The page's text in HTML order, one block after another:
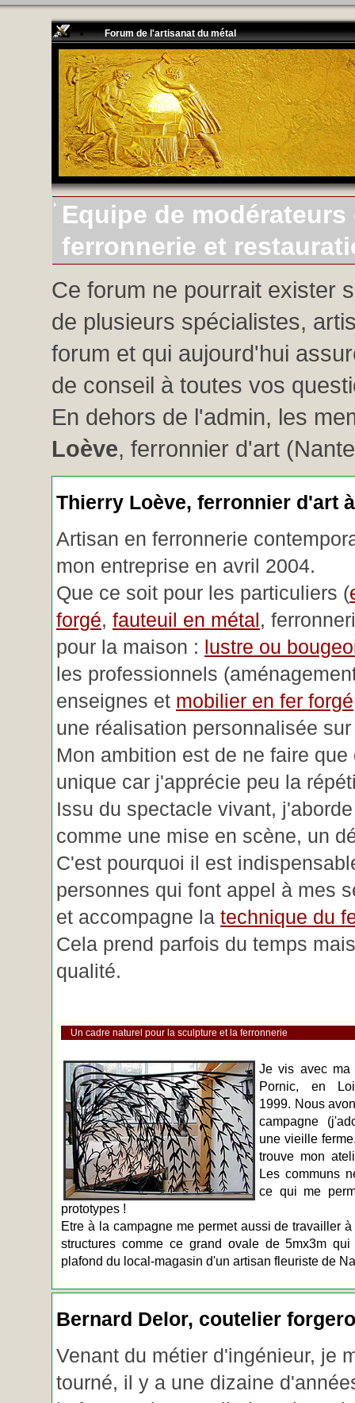
Forum de l'artisanat du métal
Equipe de
ferronnerie et
Ce forum ne pourrait exister
de plusieurs spécialistes,
forum et qui aujourd'hui
de conseil à toutes vos
En dehors de l'admin, les
Loève, ferronnier d'art
Thierry Loève, ferronnier d'art
Artisan en ferronnerie
mon entreprise en avril 2004.
Que ce soit pour les particuliers (
forgé, fauteuil en métal,
pour la maison : lustre ou
les professionnels
enseignes et mobilier en fer forgé
une réalisation personnalisée
Mon ambition est de ne faire que
unique car j'apprécie peu la
Issu du spectacle vivant,
comme une mise en scène, un
C'est pourquoi il est
personnes qui font appel à mes
et accompagne la technique du
Cela prend parfois du temps
qualité.
Un cadre naturel pour la sculpture et la ferronnerie
Je vis avec ma
Pornic, en
1999. Nous
campagne
une vieille
trouve mon
Les communs
ce qui me
prototypes !
Etre à la campagne me permet aussi de travailler
structures comme ce grand ovale de 5mx3m
plafond du local-magasin d'un artisan fleuriste de
Bernard Delor, coutelier
Venant du métier d'ingénieur, je
tourné, il y a une dizaine